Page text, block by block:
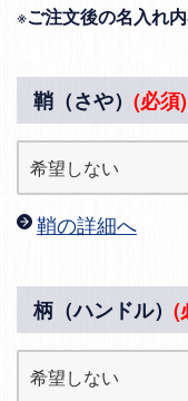
※ご注文後の名入れ
鞘（さや） (必須)
鞘の詳細へ
柄（ハンドル） (